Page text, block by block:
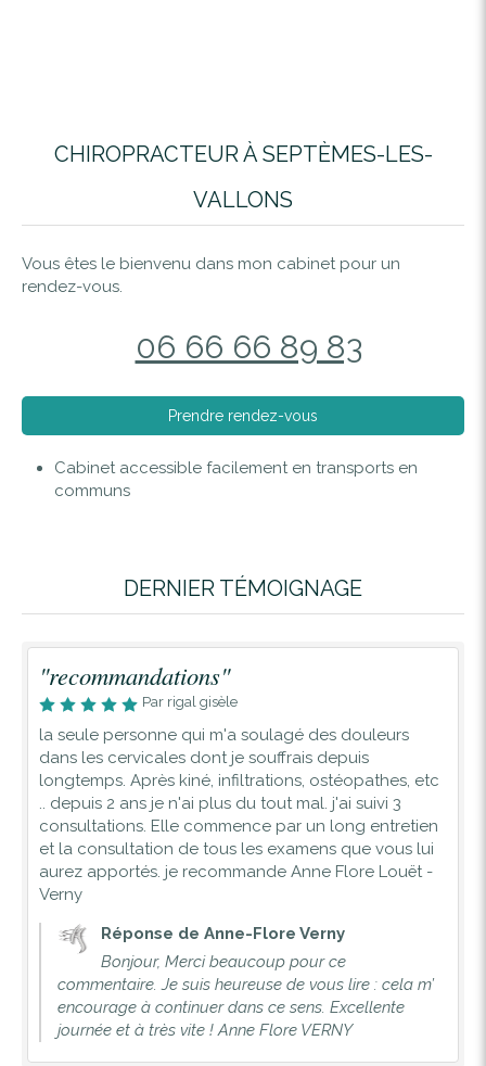
CHIROPRACTEUR À SEPTÈMES-LES-
VALLONS
Vous êtes le bienvenu dans mon cabinet pour un
rendez-vous.
06 66 66 89 83
Prendre rendez-vous
Cabinet accessible facilement en transports en
communs
DERNIER TÉMOIGNAGE
"recommandations"
Par rigal gisèle
la seule personne qui m'a soulagé des douleurs
dans les cervicales dont je souffrais depuis
longtemps. Après kiné, infiltrations, ostéopathes, etc
.. depuis 2 ans je n'ai plus du tout mal. j'ai suivi 3
consultations. Elle commence par un long entretien
et la consultation de tous les examens que vous lui
aurez apportés. je recommande Anne Flore Louët -
Verny
Réponse de Anne-Flore Verny
Bonjour, Merci beaucoup pour ce
commentaire. Je suis heureuse de vous lire : cela m’
encourage à continuer dans ce sens. Excellente
journée et à très vite ! Anne Flore VERNY